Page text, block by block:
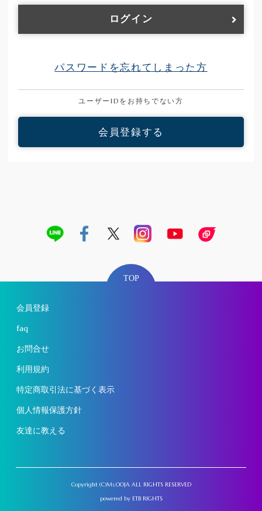
ログイン
パスワードを忘れてしまった方
ユーザーIDをお持ちでない方
会員登録する
TOP
会員登録
faq
お問合せ
利用規約
特定商取引法に基づく表示
個人情報保護方針
友達に教える
Copyright (C)Ms.OOJA ALL RIGHTS RESERVED
powered by ETB RIGHTS